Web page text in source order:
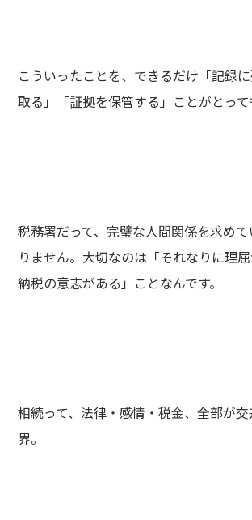
こういったことを、できるだけ「記録
取る」「証拠を保管する」ことがとって
税務署だって、完璧な人間関係を求め
りません。大切なのは「それなりに理屈
納税の意志がある」ことなんです。
相続って、法律・感情・税金、全部が
界。